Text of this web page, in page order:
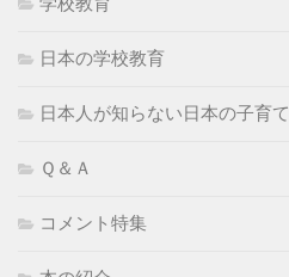
日本の学校教育
日本人が知らない日本の子育て
Ｑ＆Ａ
コメント特集